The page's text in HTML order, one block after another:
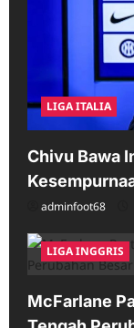
LIGA ITALIA
Chivu Bawa
adminfoot68
LIGA INGGRIS
McFarlane